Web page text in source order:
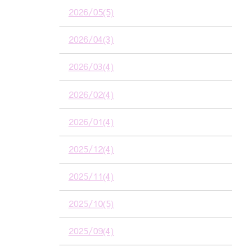
2026/05(5)
2026/04(3)
2026/03(4)
2026/02(4)
2026/01(4)
2025/12(4)
2025/11(4)
2025/10(5)
2025/09(4)